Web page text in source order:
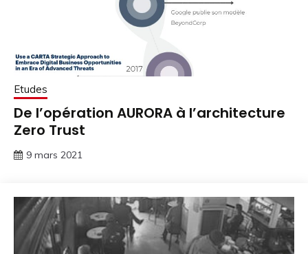
Etudes
De l’opération AURORA à l’architecture
Zero Trust
9 mars 2021